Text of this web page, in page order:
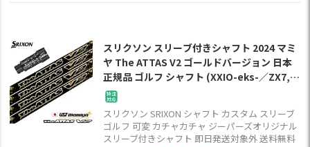
スリクソン スリーブ付きシャフト 2024 マミ
ヤ The ATTAS V2 ゴールドバージョン 日本
正規品 ゴルフ シャフト (XXIO-eks-／ZX7,5
／Z785／Z765／Z565／Z945／Z745／Z54
5)
スリクソン SRIXON シャフト カスタム スリーブ
ゴルフ 可変 カチャカチャ ジーパーズオリジナル
スリーブ付きシャフト 即日発送対象外 送料無料